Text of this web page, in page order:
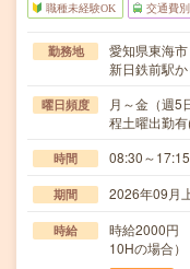
職種未経験OK 交通費
勤務地
愛知県東海市
新日鉄前駅
曜日頻度
月～金（週
程土曜出勤
時間 08:30～
期間 2026年09月
時給
時給2000円
10Hの場合）